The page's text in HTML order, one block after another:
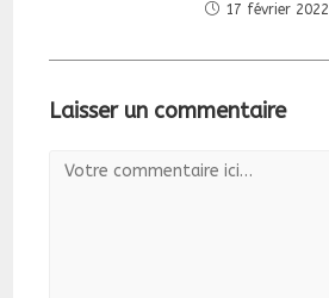
17 février 2022
Laisser un commentaire
Comment